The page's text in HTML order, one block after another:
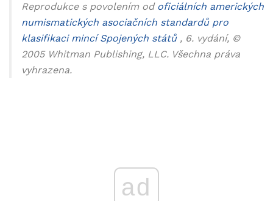
Reprodukce s povolením od oficiálních amerických
numismatických asociačních standardů pro
klasifikaci mincí Spojených států, 6. vydání, ©
2005 Whitman Publishing, LLC. Všechna práva
vyhrazena.
ad